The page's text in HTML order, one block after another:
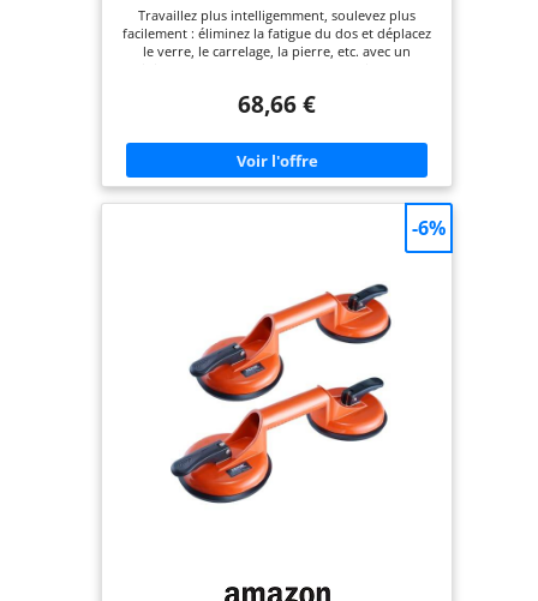
pour soulever de grands carreaux, granit,
métal, fenêtres
Travaillez plus intelligemment, soulevez plus
facilement : éliminez la fatigue du dos et déplacez
le verre, le carrelage, la pierre, etc. avec un
plus rapide, plus sûr et plus facile, que vous
charge impressionnante de 250 kg : soulevez des
charges lourdes en toute confiance. Ces ventouses
robustes offrent une force de maintien
remarquable allant jusqu'à 250 kg, idéales pour les
pierre. Ils fonctionnent de manière fiable à des
températures allant de -28,9 °C à 60 °C et
pleine charge 【 Deux indicateurs de sécurité pour
la tranquillité d'esprit 】 : la ligne d'avertissement
rouge intégrée et le manomètre fonctionnent
ensemble pour une sécurité accrue. Si la ligne
rouge ou l'aiguille de pression s'approche de la
zone de danger, une simple pression du piston
rétablit instantanément l'aspiration
【Compatibilité de surface polyvalente】: se fixe
en toute sécurité à toute surface lisse et non
poreuse, y compris le verre, la céramique, la
pierre, le métal et les appareils. Parfait pour les
chantiers de construction, l'installation de
meubles, les réparations automobiles ou les
brise, et plus encore. Que vous installiez des
68,66 €
-6%